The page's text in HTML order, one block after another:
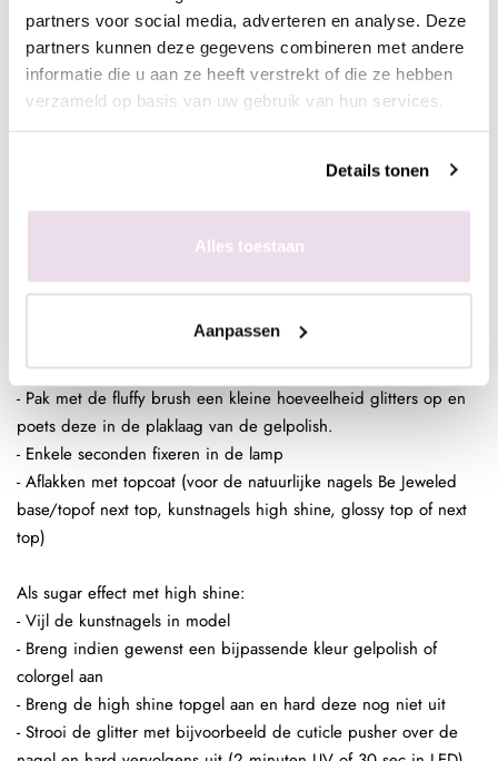
partners voor social media, adverteren en analyse. Deze
partners kunnen deze gegevens combineren met andere
informatie die u aan ze heeft verstrekt of die ze hebben
verzameld op basis van uw gebruik van hun services.
Details tonen
Alles toestaan
Aanpassen
In de plaklaag van de clear gelpolish (voor een optimaal
dehydrateren met magic prep en de ultrabond aan te brengen
- Pak met de fluffy brush een kleine hoeveelheid glitters op en
poets deze in de plaklaag van de gelpolish.
- Breng de rubber base, superbond base gel, of Be Jeweled
base/top aan
- Pak met de fluffy brush een kleine hoeveelheid glitters op en
poets deze in de plaklaag van de gelpolish.
- Enkele seconden fixeren in de lamp
- Aflakken met topcoat (voor de natuurlijke nagels Be Jeweled
base/topof next top, kunstnagels high shine, glossy top of next
top)
Als sugar effect met high shine:
- Vijl de kunstnagels in model
- Breng indien gewenst een bijpassende kleur gelpolish of
colorgel aan
- Breng de high shine topgel aan en hard deze nog niet uit
- Strooi de glitter met bijvoorbeeld de cuticle pusher over de